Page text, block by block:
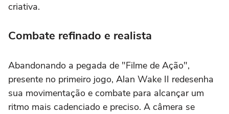
criativa.
Combate refinado e realista
Abandonando a pegada de "Filme de Ação",
presente no primeiro jogo, Alan Wake II redesenha
sua movimentação e combate para alcançar um
ritmo mais cadenciado e preciso. A câmera se